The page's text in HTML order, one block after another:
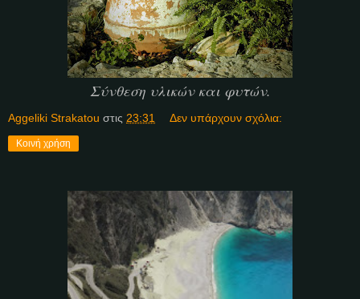
Σύνθεση υλικών και φυτών.
Aggeliki Strakatou στις 23:31 Δεν υπάρχουν σχόλια:
Κοινή χρήση